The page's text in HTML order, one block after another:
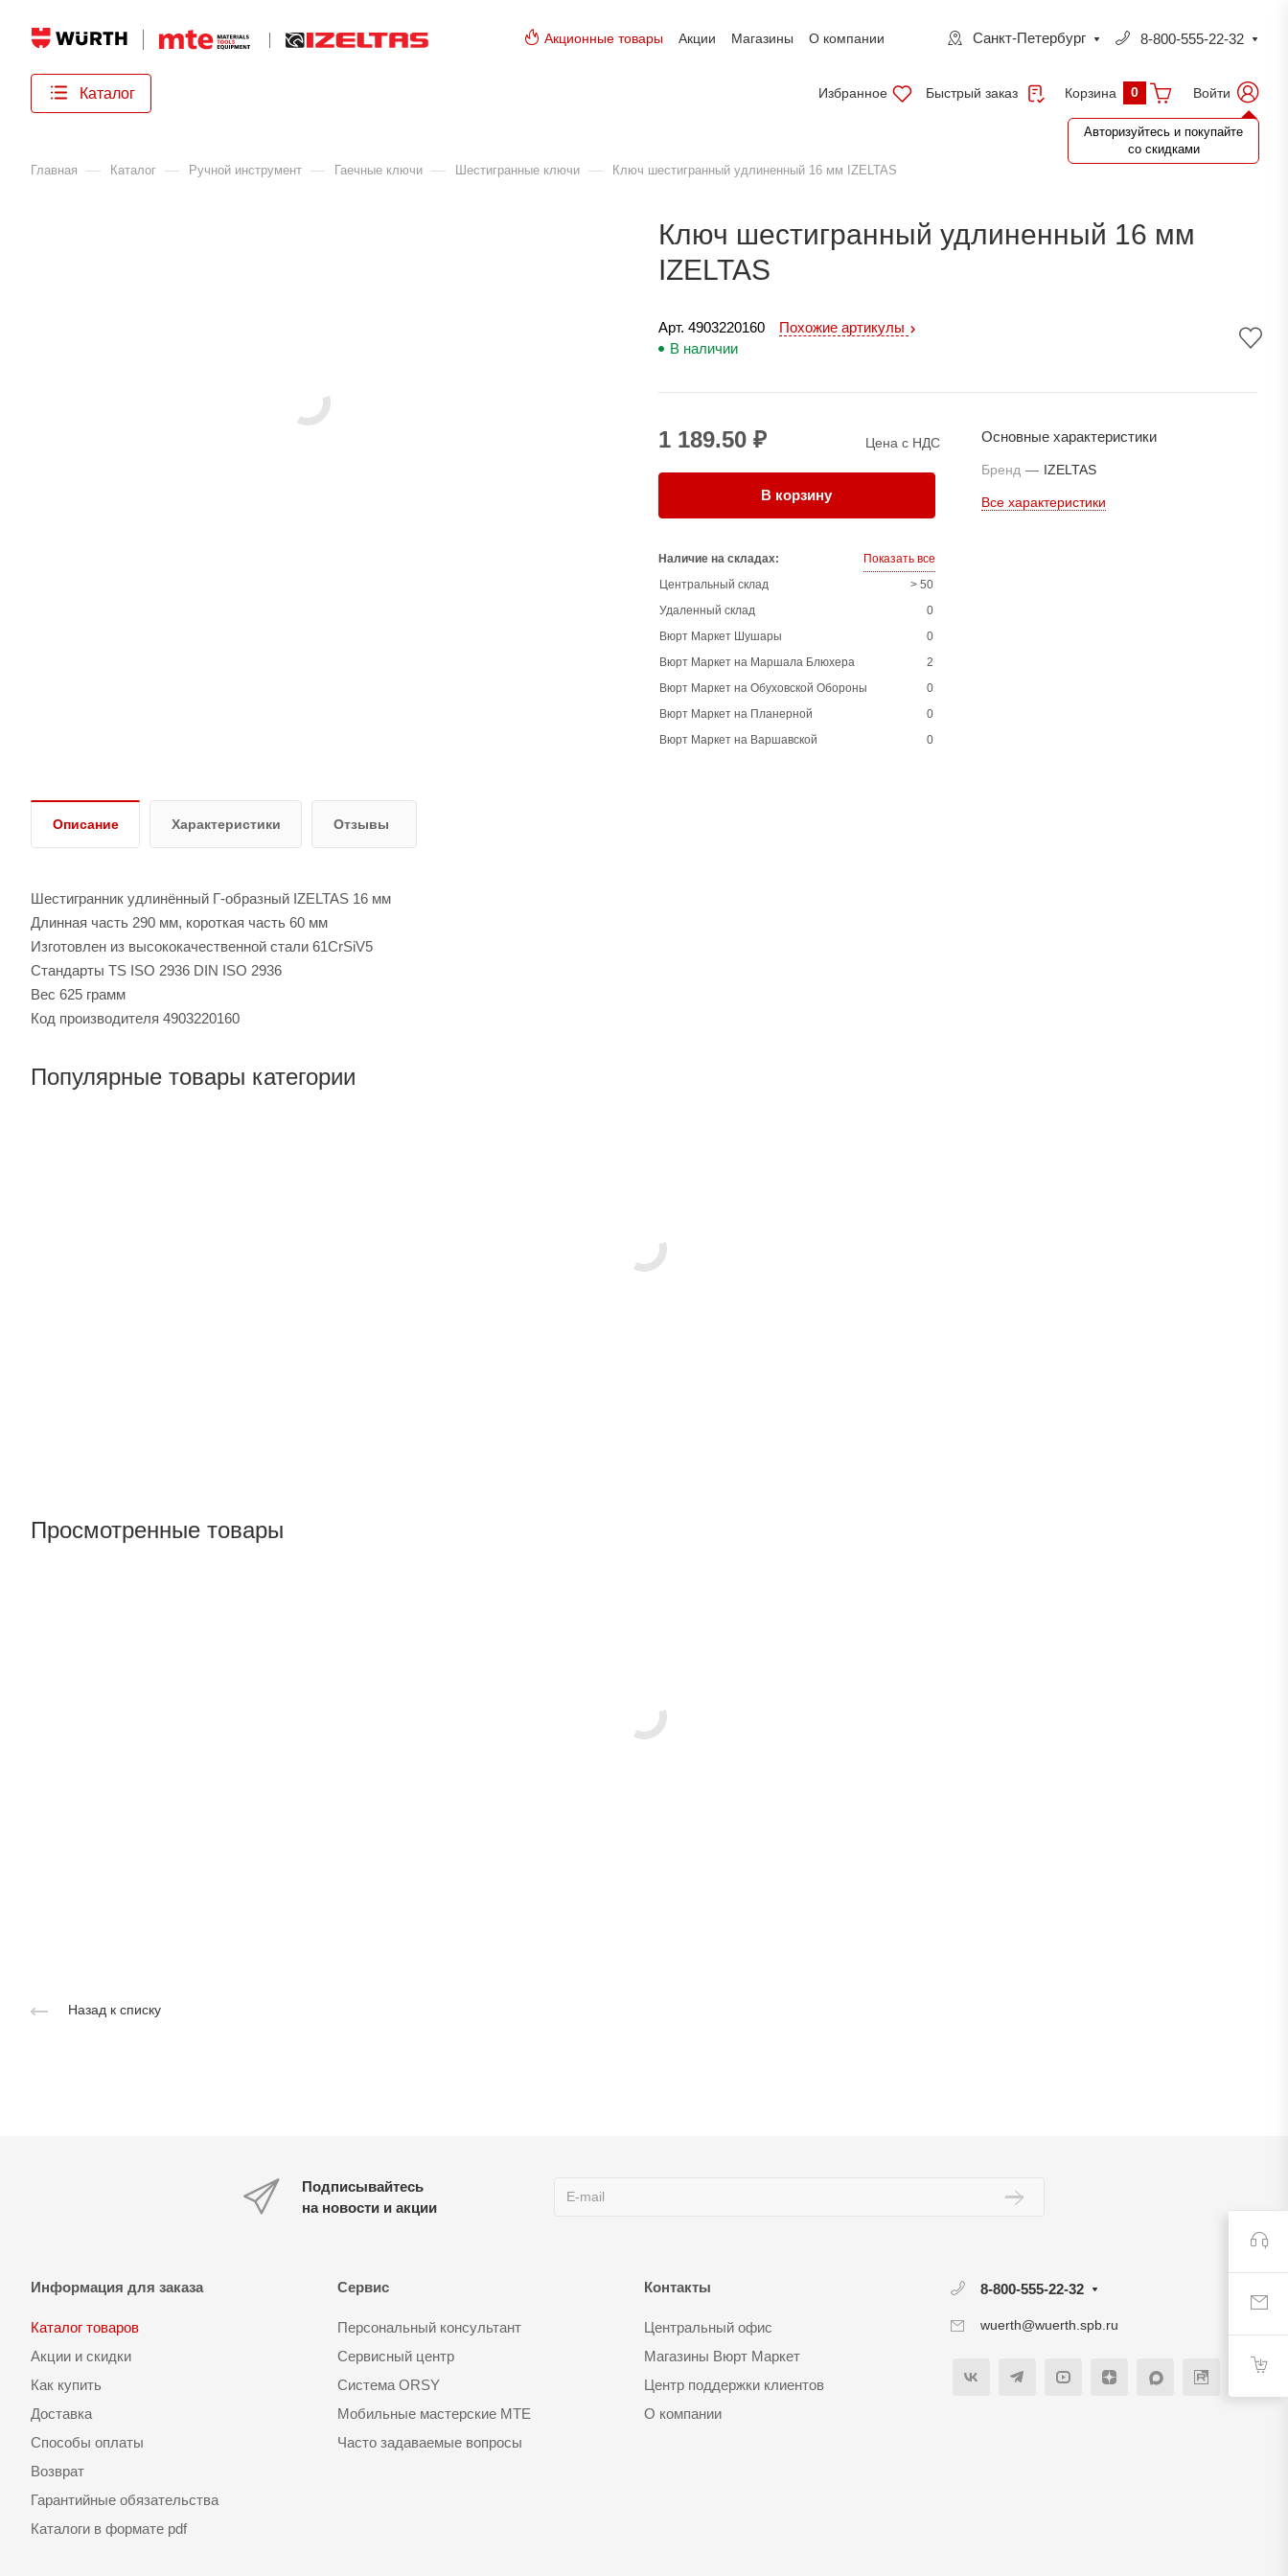
Акционные товары Акции Магазины О компании Санкт-Петербург 8-800-555-22-32
Каталог Избранное Быстрый заказ Корзина 0 Войти
Авторизуйтесь и покупайте
со скидками
Главная
— Каталог — Ручной инструмент — Гаечные ключи — Шестигранные ключи — Ключ шестигранный удлиненный 16 мм IZELTAS
Ключ шестигранный удлиненный 16 мм
IZELTAS
Арт. 4903220160
Похожие артикулы
В наличии
1 189.50 ₽ Цена с НДС
В корзину
Наличие на складах:
Показать все
Центральный склад
> 50
Удаленный склад
0
Вюрт Маркет Шушары
0
Вюрт Маркет на Маршала Блюхера
2
Вюрт Маркет на Обуховской Обороны
0
Вюрт Маркет на Планерной
0
Вюрт Маркет на Варшавской
0
Основные характеристики
Бренд — IZELTAS
Все характеристики
Описание Характеристики Отзывы
Шестигранник удлинённый Г-образный IZELTAS 16 мм
Длинная часть 290 мм, короткая часть 60 мм
Изготовлен из высококачественной стали 61CrSiV5
Стандарты TS ISO 2936 DIN ISO 2936
Вес 625 грамм
Код производителя 4903220160
Популярные товары категории
Просмотренные товары
Назад к списку
Подписывайтесь
на новости и акции
Информация для заказа
Каталог товаров
Акции и скидки
Как купить
Доставка
Способы оплаты
Возврат
Гарантийные обязательства
Каталоги в формате pdf
Сервис
Персональный консультант
Сервисный центр
Система ORSY
Мобильные мастерские MTE
Часто задаваемые вопросы
Контакты
Центральный офис
Магазины Вюрт Маркет
Центр поддержки клиентов
О компании
8-800-555-22-32
wuerth@wuerth.spb.ru